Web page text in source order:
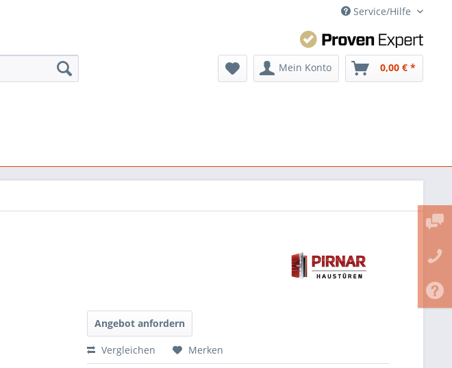
Service/Hilfe
Mein Konto 0,00 € *
Angebot anfordern
Vergleichen Merken